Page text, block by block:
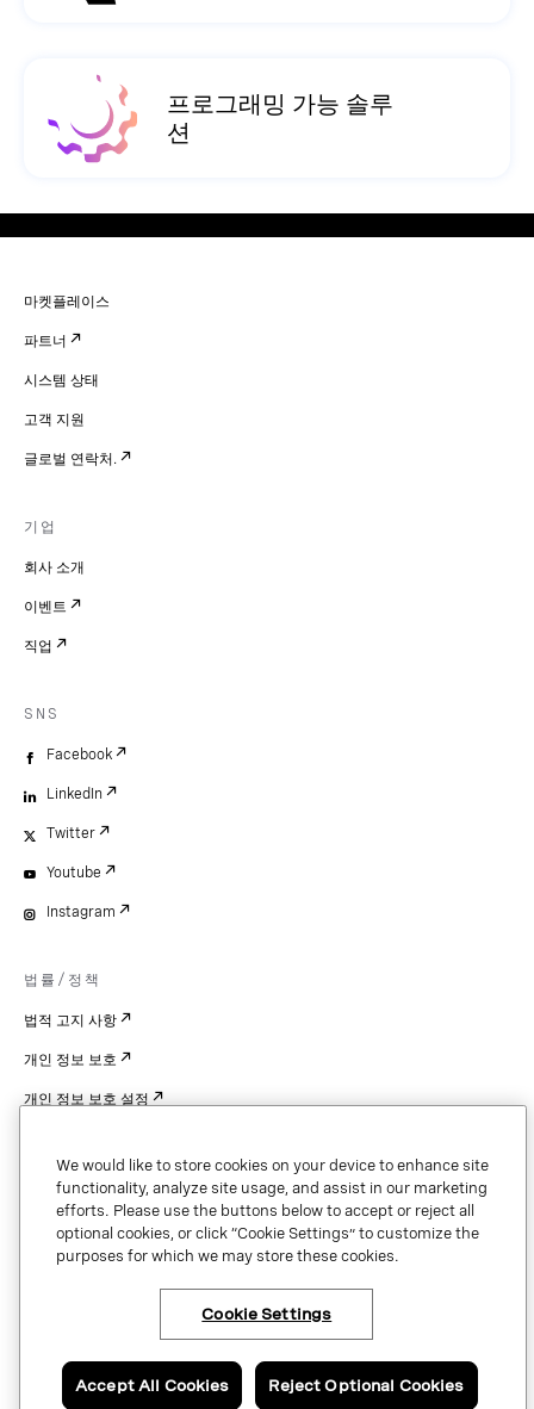
프로그래밍 가능 솔루
션
Copyright © 2026 Vonage. All rights reserved. VONAGE®, the V logo (
®),
and other Vonage marks are registered trademarks of Vonage or its affiliates
in the United States and other countries.
마켓플레이스
파트너
시스템 상태
고객 지원
글로벌 연락처.
기업
회사 소개
이벤트
직업
SNS
Facebook
LinkedIn
Twitter
Youtube
Instagram
법률/정책
법적 고지 사항
개인 정보 보호
개인 정보 보호 설정
저작권
보안 및 신뢰
We would like to store cookies on your device to enhance site
functionality, analyze site usage, and assist in our marketing
efforts. Please use the buttons below to accept or reject all
optional cookies, or click “Cookie Settings” to customize the
purposes for which we may store these cookies.
Cookie Settings
Reject Optional Cookies
Accept All Cookies